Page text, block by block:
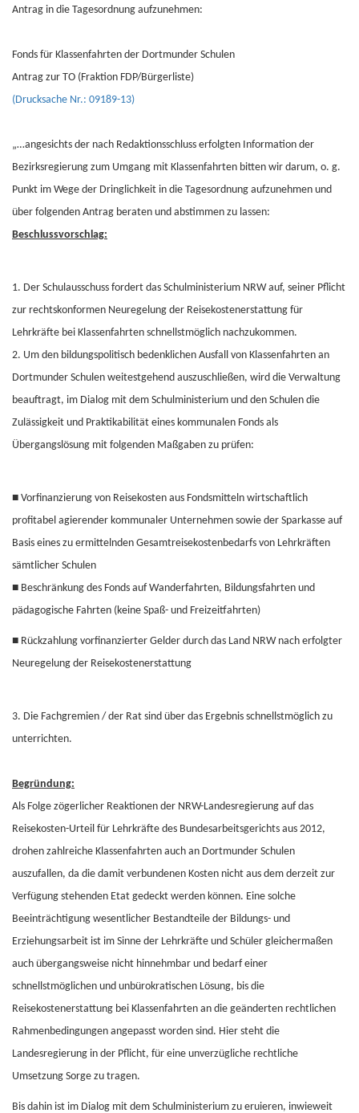
Antrag in die Tagesordnung aufzunehmen:
Fonds für Klassenfahrten der Dortmunder Schulen
Antrag zur TO (Fraktion FDP/Bürgerliste)
(Drucksache Nr.: 09189-13)
„…angesichts der nach Redaktionsschluss erfolgten Information der
Bezirksregierung zum Umgang mit Klassenfahrten bitten wir darum, o. g.
Punkt im Wege der Dringlichkeit in die Tagesordnung aufzunehmen und
über folgenden Antrag beraten und abstimmen zu lassen:
Beschlussvorschlag:
1. Der Schulausschuss fordert das Schulministerium NRW auf, seiner Pflicht
zur rechtskonformen Neuregelung der Reisekostenerstattung für
Lehrkräfte bei Klassenfahrten schnellstmöglich nachzukommen.
2. Um den bildungspolitisch bedenklichen Ausfall von Klassenfahrten an
Dortmunder Schulen weitestgehend auszuschließen, wird die Verwaltung
beauftragt, im Dialog mit dem Schulministerium und den Schulen die
Zulässigkeit und Praktikabilität eines kommunalen Fonds als
Übergangslösung mit folgenden Maßgaben zu prüfen:
■ Vorfinanzierung von Reisekosten aus Fondsmitteln wirtschaftlich
profitabel agierender kommunaler Unternehmen sowie der Sparkasse auf
Basis eines zu ermittelnden Gesamtreisekostenbedarfs von Lehrkräften
sämtlicher Schulen
■ Beschränkung des Fonds auf Wanderfahrten, Bildungsfahrten und
pädagogische Fahrten (keine Spaß- und Freizeitfahrten)
■ Rückzahlung vorfinanzierter Gelder durch das Land NRW nach erfolgter
Neuregelung der Reisekostenerstattung
3. Die Fachgremien / der Rat sind über das Ergebnis schnellstmöglich zu
unterrichten.
Begründung:
Als Folge zögerlicher Reaktionen der NRW-Landesregierung auf das
Reisekosten-Urteil für Lehrkräfte des Bundesarbeitsgerichts aus 2012,
drohen zahlreiche Klassenfahrten auch an Dortmunder Schulen
auszufallen, da die damit verbundenen Kosten nicht aus dem derzeit zur
Verfügung stehenden Etat gedeckt werden können. Eine solche
Beeinträchtigung wesentlicher Bestandteile der Bildungs- und
Erziehungsarbeit ist im Sinne der Lehrkräfte und Schüler gleichermaßen
auch übergangsweise nicht hinnehmbar und bedarf einer
schnellstmöglichen und unbürokratischen Lösung, bis die
Reisekostenerstattung bei Klassenfahrten an die geänderten rechtlichen
Rahmenbedingungen angepasst worden sind. Hier steht die
Landesregierung in der Pflicht, für eine unverzügliche rechtliche
Umsetzung Sorge zu tragen.
Bis dahin ist im Dialog mit dem Schulministerium zu eruieren, inwieweit